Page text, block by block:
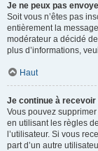
Je ne peux pas
Soit vous n’êtes pas
entièrement la
modérateur a décidé
plus d’informations,
Haut
Je continue à
Vous pouvez
en utilisant les règles
l’utilisateur. Si vous
part d’un autre